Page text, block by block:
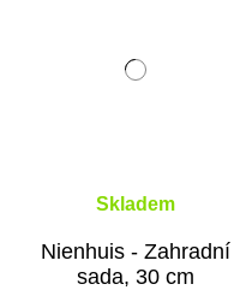
Skladem
Nienhuis - Zahradní
sada, 30 cm